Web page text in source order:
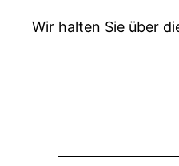
Wir halten Sie über